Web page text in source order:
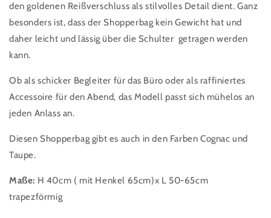
den goldenen Reißverschluss als stilvolles Detail dient. Ganz
besonders ist, dass der Shopperbag kein Gewicht hat und
daher leicht und lässig über die Schulter getragen werden
kann.
Ob als schicker Begleiter für das Büro oder als raffiniertes
Accessoire für den Abend, das Modell passt sich mühelos an
jeden Anlass an.
Diesen Shopperbag gibt es auch in den Farben Cognac und
Taupe.
Maße: H 40cm ( mit Henkel 65cm)x L 50-65cm
trapezförmig